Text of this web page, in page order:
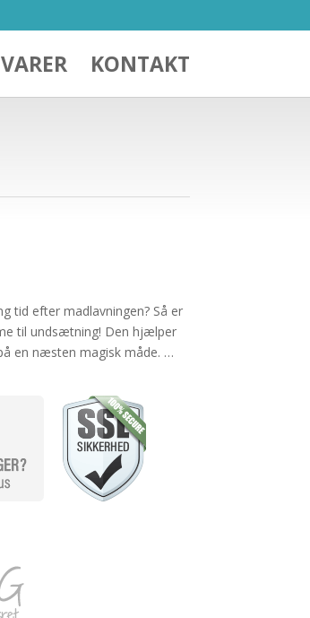
VARER KONTAKT
tid efter madlavningen? Så er
til undsætning! Den hjælper
en næsten magisk måde. …